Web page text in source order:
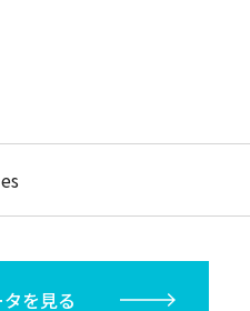
を見る